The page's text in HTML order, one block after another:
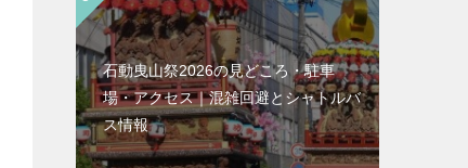
石動曳山祭2026の見どころ・駐車
場・アクセス｜混雑回避とシャトルバ
ス情報